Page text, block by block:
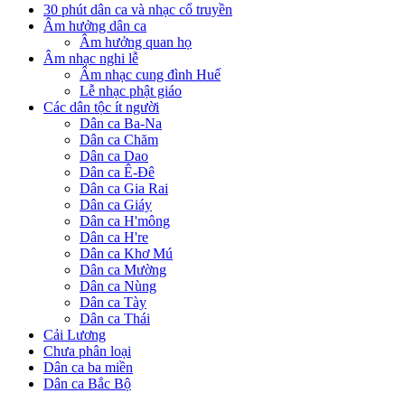
30 phút dân ca và nhạc cổ truyền
Âm hưởng dân ca
Âm hưởng quan họ
Âm nhạc nghi lễ
Âm nhạc cung đình Huế
Lễ nhạc phật giáo
Các dân tộc ít người
Dân ca Ba-Na
Dân ca Chăm
Dân ca Dao
Dân ca Ê-Đê
Dân ca Gia Rai
Dân ca Giáy
Dân ca H'mông
Dân ca H're
Dân ca Khơ Mú
Dân ca Mường
Dân ca Nùng
Dân ca Tày
Dân ca Thái
Cải Lương
Chưa phân loại
Dân ca ba miền
Dân ca Bắc Bộ